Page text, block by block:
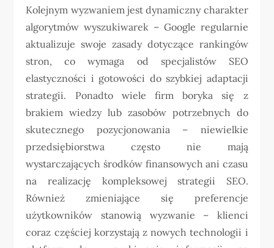
Kolejnym wyzwaniem jest dynamiczny charakter
algorytmów wyszukiwarek – Google regularnie
aktualizuje swoje zasady dotyczące rankingów
stron, co wymaga od specjalistów SEO
elastyczności i gotowości do szybkiej adaptacji
strategii. Ponadto wiele firm boryka się z
brakiem wiedzy lub zasobów potrzebnych do
skutecznego pozycjonowania – niewielkie
przedsiębiorstwa często nie mają
wystarczających środków finansowych ani czasu
na realizację kompleksowej strategii SEO.
Również zmieniające się preferencje
użytkowników stanowią wyzwanie – klienci
coraz częściej korzystają z nowych technologii i